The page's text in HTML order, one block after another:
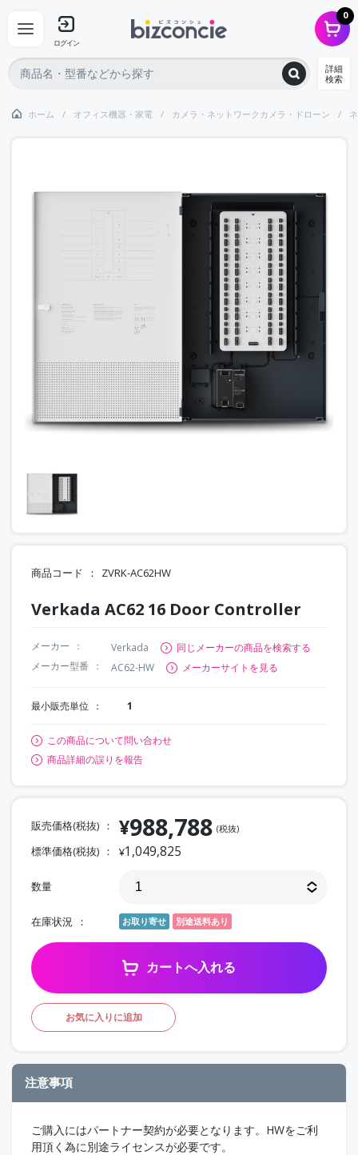
ログイン
0
詳細
検索
ホーム オフィス機器・家電 カメラ・ネットワークカメラ・ドローン
商品コード ZVRK-AC62HW
Verkada AC62 16 Door Controller
メーカー Verkada
同じメーカーの商品を検索する
メーカー型番
AC62-HW メーカーサイトを見る
最小販売単位 1
この商品について問い合わせ
商品詳細の誤りを報告
販売価格(税抜) ¥988,788 (税抜)
標準価格(税抜) ¥1,049,825
数量
在庫状況 お取り寄せ 別途送料あり
カートへ入れる
お気に入りに追加
注意事項
ご購入にはパートナー契約が必要となります。HWをご利
用頂く為に別途ライセンスが必要です。